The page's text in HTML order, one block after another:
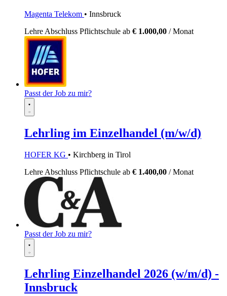
Magenta Telekom • Innsbruck
Lehre Abschluss Pflichtschule ab € 1.000,00 / Monat
Passt der Job zu mir?
Lehrling im Einzelhandel (m/w/d)
HOFER KG • Kirchberg in Tirol
Lehre Abschluss Pflichtschule ab € 1.400,00 / Monat
Passt der Job zu mir?
Lehrling Einzelhandel 2026 (w/m/d) -
Innsbruck